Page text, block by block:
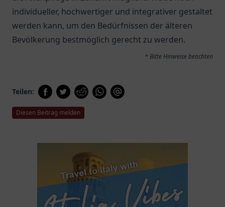
individueller, hochwertiger und integrativer gestaltet
werden kann, um den Bedürfnissen der älteren
Bevölkerung bestmöglich gerecht zu werden.
* Bitte Hinweise beachten
Teilen:
Diesen Beitrag melden